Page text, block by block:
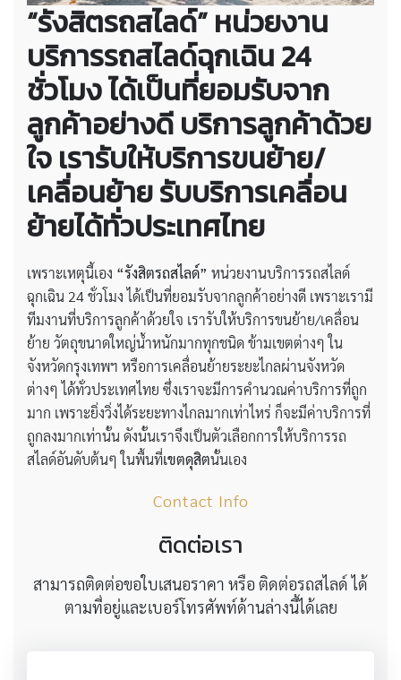
“รังสิตรถสไลด์” หน่วยงาน
บริการรถสไลด์ฉุกเฉิน 24
ชั่วโมง ได้เป็นที่ยอมรับจาก
ลูกค้าอย่างดี บริการลูกค้าด้วย
ใจ เรารับให้บริการขนย้าย/
เคลื่อนย้าย รับบริการเคลื่อน
ย้ายได้ทั่วประเทศไทย
เพราะเหตุนี้เอง “รังสิตรถสไลด์” หน่วยงานบริการรถสไลด์
ฉุกเฉิน 24 ชั่วโมง ได้เป็นที่ยอมรับจากลูกค้าอย่างดี เพราะเรามี
ทีมงานที่บริการลูกค้าด้วยใจ เรารับให้บริการขนย้าย/เคลื่อน
ย้าย วัตถุขนาดใหญ่น้ำหนักมากทุกชนิด ข้ามเขตต่างๆ ใน
จังหวัดกรุงเทพฯ หรือการเคลื่อนย้ายระยะไกลผ่านจังหวัด
ต่างๆ ได้ทั่วประเทศไทย ซึ่งเราจะมีการคำนวณค่าบริการที่ถูก
มาก เพราะยิ่งวิ่งได้ระยะทางไกลมากเท่าไหร่ ก็จะมีค่าบริการที่
ถูกลงมากเท่านั้น ดังนั้นเราจึงเป็นตัวเลือกการให้บริการรถ
สไลด์อันดับต้นๆ ในพื้นที่เขตดุสิตนั้นเอง
Contact Info
ติดต่อเรา
สามารถติดต่อขอใบเสนอราคา หรือ ติดต่อรถสไลด์ ได้
ตามที่อยู่และเบอร์โทรศัพท์ด้านล่างนี้ได้เลย